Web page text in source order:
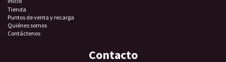
Tienda
Puntos de venta y recarga
Quiénes somos
Contáctenos
Contacto